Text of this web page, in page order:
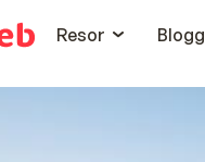
Resor
Blogg